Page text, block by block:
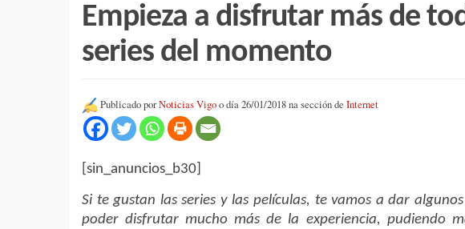
Empieza a disfrutar más de
series del momento
Publicado porNoticias Vigoo día 26/01/2018 na sección de Internet
[sin_anuncios_b30]
Si te gustan las series y las películas, te vamos a dar
poder disfrutar mucho más de la experiencia, pudiendo